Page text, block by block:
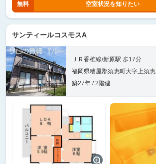
無料 空室状況を知りたい
サンティールコスモスA
ＪＲ香椎線/新原駅 歩17分
福岡県糟屋郡須惠町大字上須惠
築27年 / 2階建